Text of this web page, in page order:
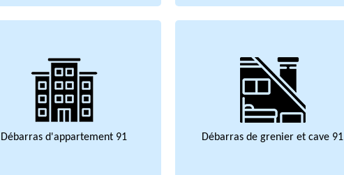
Débarras d'appartement 91 Débarras de grenier et cave 91